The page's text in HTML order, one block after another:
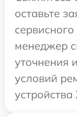
оставьте
менеджер
уточнения
условий
устройства